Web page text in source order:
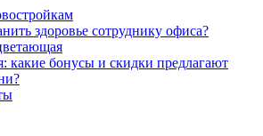
здоровье сотруднику офиса?